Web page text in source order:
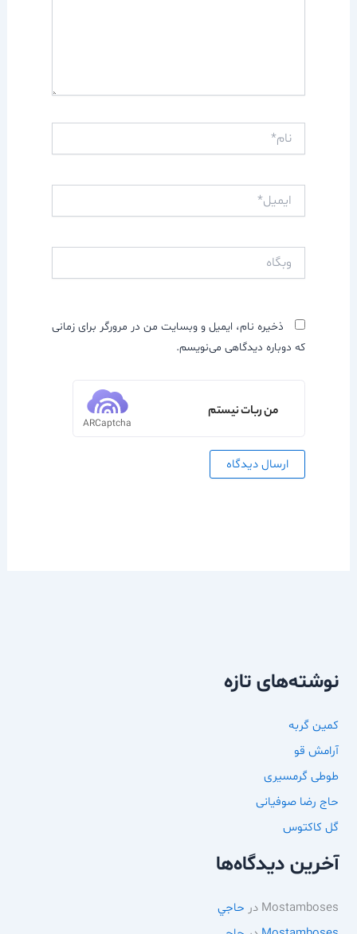
ذخیره نام، ایمیل و وبسایت من در مرورگر برای زمانی
که دوباره دیدگاهی می‌نویسم.
من ربات نیستم
ARCaptcha
نوشته‌های تازه
کمین گربه
آرامش قو
طوطی گرمسیری
حاج رضا صوفیانی
گل کاکتوس
آخرین دیدگاه‌ها
Mostamboses در حاجي